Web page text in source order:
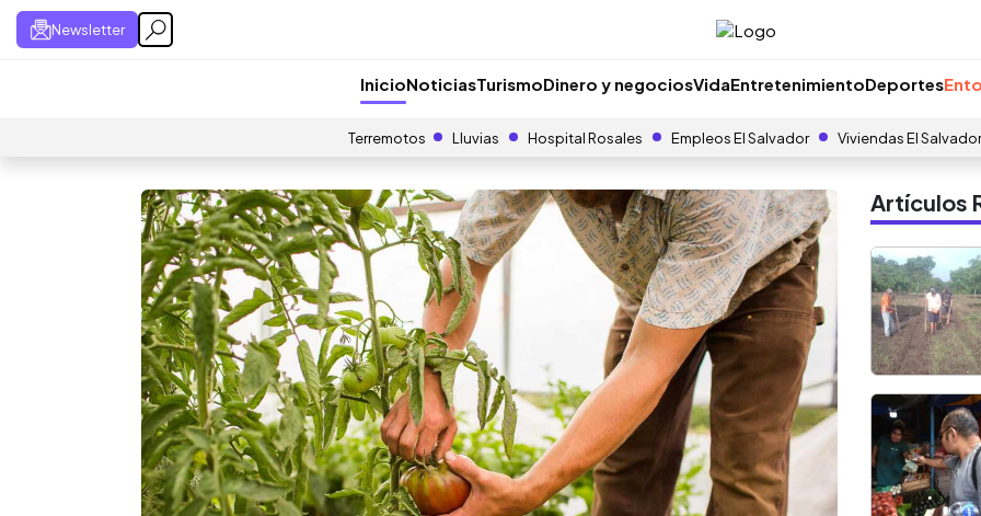
Newsletter
InicioNoticiasTurismoDinero y negociosVidaEntretenimientoDeportes
Terremotos Lluvias Hospital Rosales Empleos El Salvador Viviendas El Salvador
Artículos